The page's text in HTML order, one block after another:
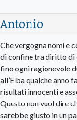
Antonio
Che vergogna nomi e
di confine tra diritto di
fino ogni ragionevole
all’Elba qualche anno
risultati innocenti e
Questo non vuol dire
sarebbe giusto in un